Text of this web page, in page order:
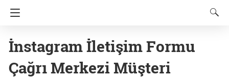
İnstagram İletişim Formu
Çağrı Merkezi Müşteri